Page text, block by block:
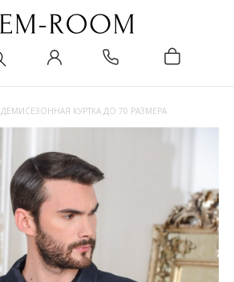
ДЕМИСЕЗОННАЯ КУРТКА ДО 70 РАЗМЕРА